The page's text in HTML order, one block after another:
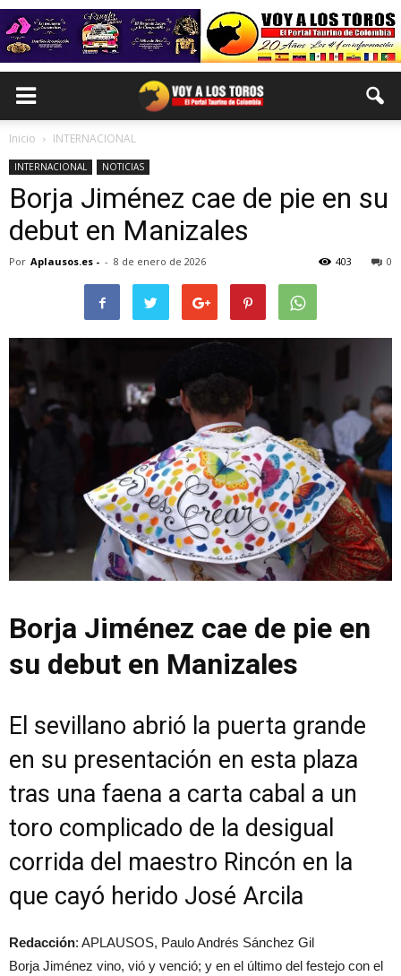
Inicio INTERNACIONAL
INTERNACIONAL NOTICIAS
Borja Jiménez cae de pie en su
debut en Manizales
Por Aplausos.es - - 8 de enero de 2026 0
403
Borja Jiménez cae de pie en
su debut en Manizales
El sevillano abrió la puerta grande
en su presentación en esta plaza
tras una faena a carta cabal a un
toro complicado de la desigual
corrida del maestro Rincón en la
que cayó herido José Arcila
Redacción: APLAUSOS, Paulo Andrés Sánchez Gil
Borja Jiménez vino, vió y venció; y en el último del festejo con el